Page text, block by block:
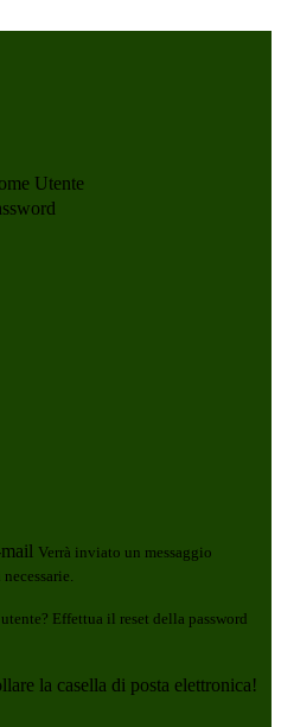
Utente
Verrà inviato un messaggio
Effettua il reset della password
la casella di posta elettronica!